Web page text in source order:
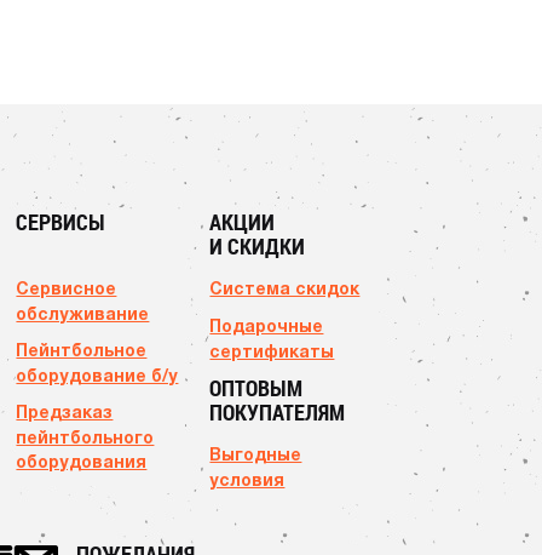
СЕРВИСЫ
Сервисное
обслуживание
Пейнтбольное
оборудование б/у
Предзаказ
пейнтбольного
оборудования
АКЦИИ
И СКИДКИ
Система скидок
Подарочные
сертификаты
ОПТОВЫМ
ПОКУПАТЕЛЯМ
Выгодные
условия